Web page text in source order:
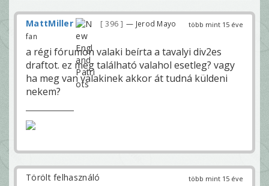
több mint 15 éve
MattMiller 396
— Jerod Mayo
fan
a régi fórumon valaki beírta a tavalyi div2es
draftot. ez meg található valahol esetleg? vagy
ha meg van valakinek akkor át tudná küldeni
nekem?
több mint 15 éve
Törölt felhasználó